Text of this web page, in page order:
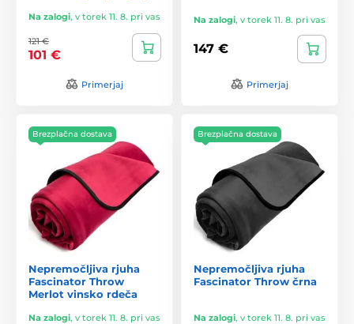
Na zalogi, v torek 11. 8. pri vas
121 €
101 €
Primerjaj
Na zalogi, v torek 11. 8. pri vas
147 €
Primerjaj
Brezplačna dostava
Nepremočljiva rjuha
Fascinator Throw
Merlot vinsko rdeča
Na zalogi, v torek 11. 8. pri vas
Brezplačna dostava
Nepremočljiva rjuha
Fascinator Throw črna
Na zalogi, v torek 11. 8. pri vas